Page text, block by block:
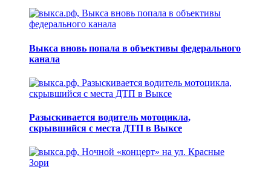
Выкса вновь попала в объективы федерального
канала
Разыскивается водитель мотоцикла,
скрывшийся с места ДТП в Выксе